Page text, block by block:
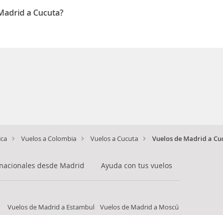
a Cucuta?
Vuelos a Colombia Vuelos a Cucuta Vuelos de Madrid a
desde Madrid Ayuda con tus vuelos
Vuelos de Madrid a Estambul
Vuelos de Madrid a Moscú